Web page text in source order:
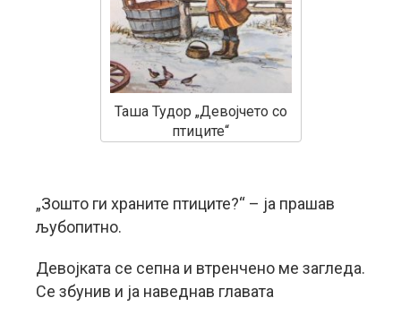
Таша Тудор „Девојчето со
птиците“
„Зошто ги храните птиците?“ – ја прашав
љубопитно.
Девојката се сепна и втренчено ме загледа.
Се збунив и ја наведнав главата